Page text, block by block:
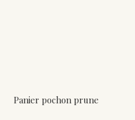
Panier pochon prune